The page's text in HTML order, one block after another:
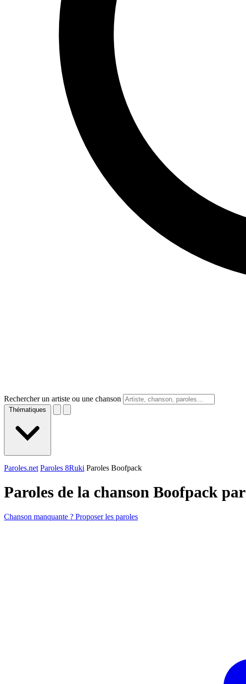
Rechercher un artiste ou une chanson
Thématiques
Paroles.net Paroles 8Ruki Paroles Boofpack
Paroles de la chanson Boofpack par
Chanson manquante ? Proposer les paroles